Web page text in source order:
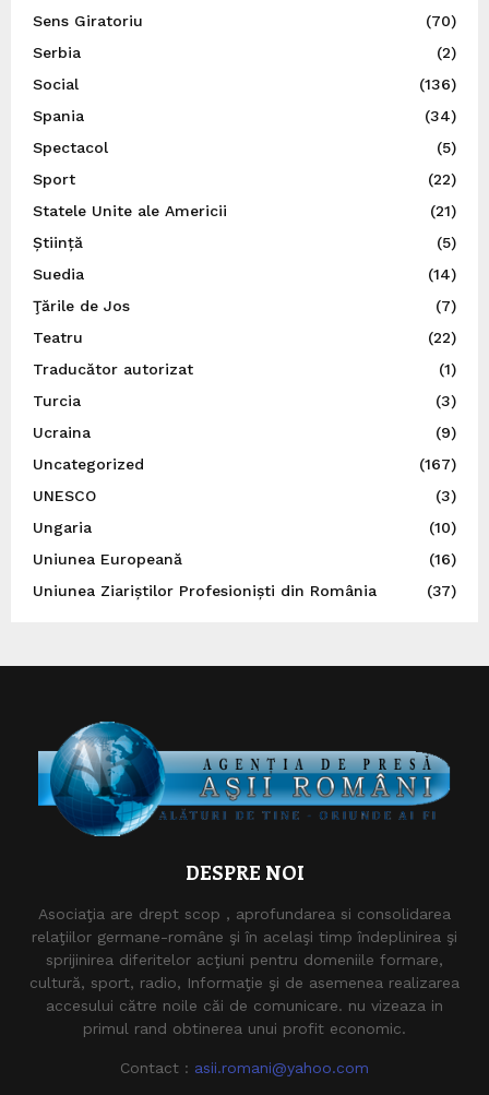
Sens Giratoriu
(70)
Serbia
(2)
Social
(136)
Spania
(34)
Spectacol
(5)
Sport
(22)
Statele Unite ale Americii
(21)
Știință
(5)
Suedia
(14)
Ţările de Jos
(7)
Teatru
(22)
Traducător autorizat
(1)
Turcia
(3)
Ucraina
(9)
Uncategorized
(167)
UNESCO
(3)
Ungaria
(10)
Uniunea Europeană
(16)
Uniunea Ziariștilor Profesioniști din România
(37)
DESPRE NOI
Asociaţia are drept scop , aprofundarea si consolidarea
relaţiilor germane-române şi în acelaşi timp îndeplinirea şi
sprijinirea diferitelor acţiuni pentru domeniile formare,
cultură, sport, radio, Informaţie şi de asemenea realizarea
accesului către noile căi de comunicare. nu vizeaza in
primul rand obtinerea unui profit economic.
Contact : asii.romani@yahoo.com